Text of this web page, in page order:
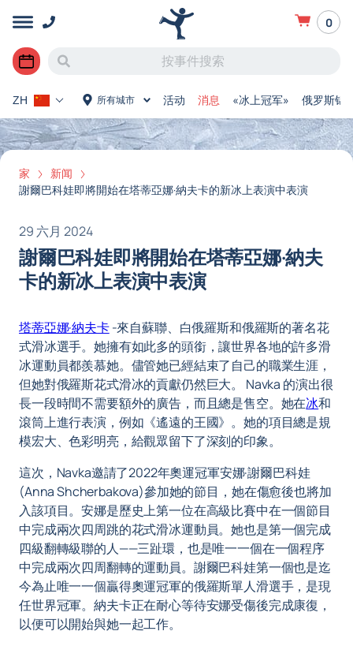
0
所有城市 活动 消息 «冰上冠军» 俄罗斯锦
ZH
家
新闻
謝爾巴科娃即將開始在塔蒂亞娜·納夫卡的新冰上表演中表演
29 六月 2024
謝爾巴科娃即將開始在塔蒂亞娜·納夫
卡的新冰上表演中表演
塔蒂亞娜·納夫卡-來自蘇聯、白俄羅斯和俄羅斯的著名花
式滑冰選手。她擁有如此多的頭銜，讓世界各地的許多滑
冰運動員都羨慕她。儘管她已經結束了自己的職業生涯，
但她對俄羅斯花式滑冰的貢獻仍然巨大。 Navka 的演出很
長一段時間不需要額外的廣告，而且總是售空。她在冰和
滾筒上進行表演，例如《遙遠的王國》。她的項目總是規
模宏大、色彩明亮，給觀眾留下了深刻的印象。
這次，Navka邀請了2022年奧運冠軍安娜·謝爾巴科娃
(Anna Shcherbakova)參加她的節目，她在傷愈後也將加
入該項目。安娜是歷史上第一位在高級比賽中在一個節目
中完成兩次四周跳的花式滑冰運動員。她也是第一個完成
四級翻轉級聯的人——三趾環，也是唯一一個在一個程序
中完成兩次四周翻轉的運動員。謝爾巴科娃第一個也是迄
今為止唯一一個贏得奧運冠軍的俄羅斯單人滑選手，是現
任世界冠軍。納夫卡正在耐心等待安娜受傷後完成康復，
以便可以開始與她一起工作。